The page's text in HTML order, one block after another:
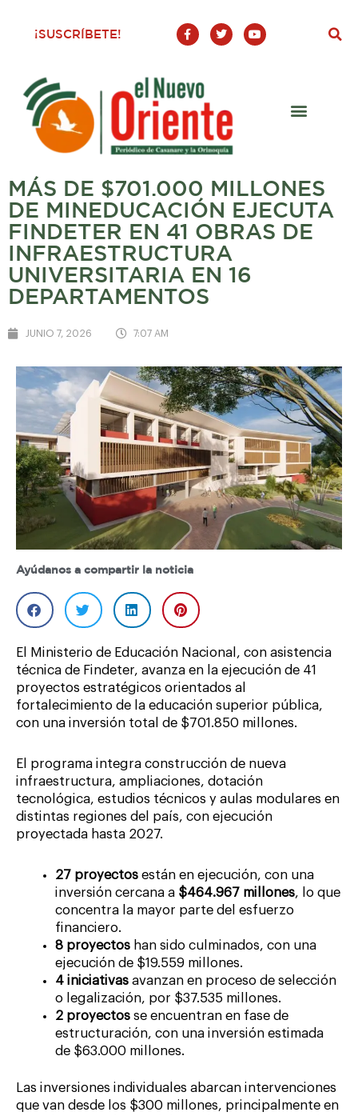
¡SUSCRÍBETE!
F
a
c
o
o
-
T
w
i
Y
o
u
MÁS DE $701.000 MILLONES
DE MINEDUCACIÓN EJECUTA
FINDETER EN 41 OBRAS DE
INFRAESTRUCTURA
UNIVERSITARIA EN 16
DEPARTAMENTOS
JUNIO 7, 2026 7:07 AM
Ayúdanos a compartir la noticia
El Ministerio de Educación Nacional, con asistencia
técnica de Findeter, avanza en la ejecución de 41
proyectos estratégicos orientados al
fortalecimiento de la educación superior pública,
con una inversión total de $701.850 millones.
El programa integra construcción de nueva
infraestructura, ampliaciones, dotación
tecnológica, estudios técnicos y aulas modulares en
distintas regiones del país, con ejecución
proyectada hasta 2027.
27 proyectos están en ejecución, con una
inversión cercana a $464.967 millones, lo que
concentra la mayor parte del esfuerzo
financiero.
8 proyectos han sido culminados, con una
ejecución de $19.559 millones.
4 iniciativas avanzan en proceso de selección
o legalización, por $37.535 millones.
2 proyectos se encuentran en fase de
estructuración, con una inversión estimada
de $63.000 millones.
Las inversiones individuales abarcan intervenciones
que van desde los $300 millones, principalmente en